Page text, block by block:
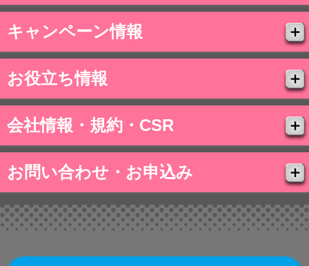
キャンペーン情報
お役立ち情報
会社情報・規約・CSR
お問い合わせ・お申込み